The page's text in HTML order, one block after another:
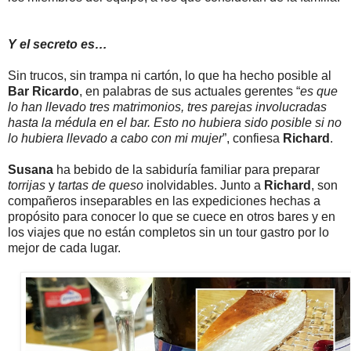
Y el secreto es…
Sin trucos, sin trampa ni cartón, lo que ha hecho posible al
Bar Ricardo, en palabras de sus actuales gerentes “es que
lo han llevado tres matrimonios, tres parejas involucradas
hasta la médula en el bar. Esto no hubiera sido posible si no
lo hubiera llevado a cabo con mi mujer”, confiesa Richard .
Susana ha bebido de la sabiduría familiar para preparar
torrijas y tartas de queso inolvidables. Junto a Richard , son
compañeros inseparables en las expediciones hechas a
propósito para conocer lo que se cuece en otros bares y en
los viajes que no están completos sin un tour gastro por lo
mejor de cada lugar.